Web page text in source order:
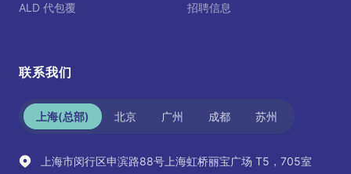
ALD 代包覆 招聘信息
联系我们
上海(总部) 北京 广州 成都 苏州
上海市闵行区申滨路88号上海虹桥丽宝广场 T5，705室